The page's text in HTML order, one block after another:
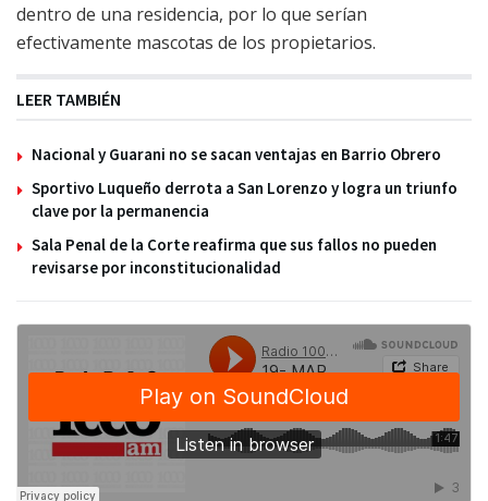
dentro de una residencia, por lo que serían
efectivamente mascotas de los propietarios.
LEER TAMBIÉN
Nacional y Guarani no se sacan ventajas en Barrio Obrero
Sportivo Luqueño derrota a San Lorenzo y logra un triunfo
clave por la permanencia
Sala Penal de la Corte reafirma que sus fallos no pueden
revisarse por inconstitucionalidad